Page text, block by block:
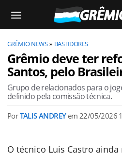
GRÊMIO NEWS BASTIDORES
Grêmio deve ter
Santos, pelo
Grupo de relacionados para o
definido pela comissão técnica.
PorTALIS ANDREYem22/05/2026
O técnico Luis Castro